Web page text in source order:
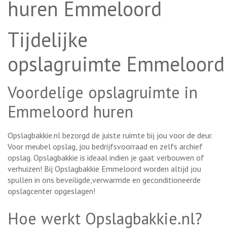
huren Emmeloord
Tijdelijke
opslagruimte Emmeloord
Voordelige opslagruimte in
Emmeloord huren
Opslagbakkie.nl bezorgd de juiste ruimte bij jou voor de deur.
Voor meubel opslag, jou bedrijfsvoorraad en zelfs archief
opslag. Opslagbakkie is ideaal indien je gaat verbouwen of
verhuizen! Bij Opslagbakkie Emmeloord worden altijd jou
spullen in ons beveiligde,verwarmde en geconditioneerde
opslagcenter opgeslagen!
Hoe werkt Opslagbakkie.nl?